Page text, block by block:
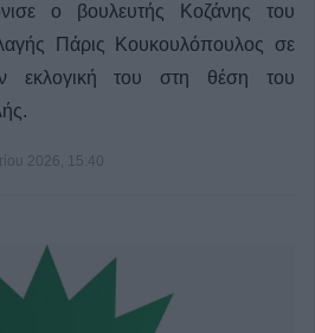
ο βουλευτής Κοζάνης του
Πάρις Κουκουλόπουλος σε
εκλογική του στη θέση του
2026, 15:40